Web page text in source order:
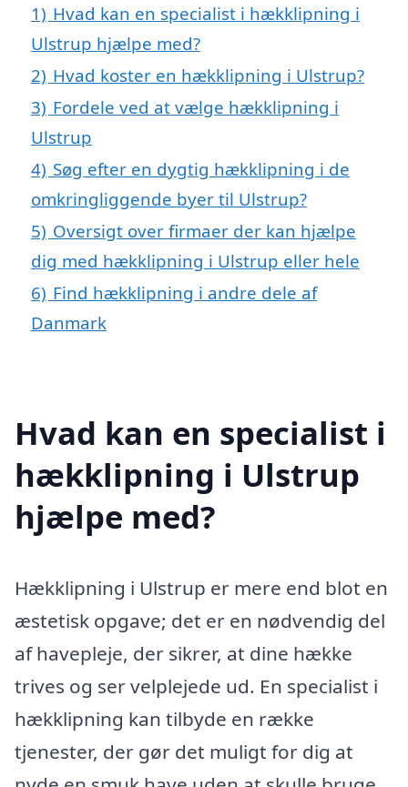
1) Hvad kan en specialist i hækklipning i
Ulstrup hjælpe med?
2) Hvad koster en hækklipning i Ulstrup?
3) Fordele ved at vælge hækklipning i
Ulstrup
4) Søg efter en dygtig hækklipning i de
omkringliggende byer til Ulstrup?
5) Oversigt over firmaer der kan hjælpe
dig med hækklipning i Ulstrup eller hele
6) Find hækklipning i andre dele af
Danmark
Hvad kan en specialist i
hækklipning i Ulstrup
hjælpe med?
Hækklipning i Ulstrup er mere end blot en
æstetisk opgave; det er en nødvendig del
af havepleje, der sikrer, at dine hække
trives og ser velplejede ud. En specialist i
hækklipning kan tilbyde en række
tjenester, der gør det muligt for dig at